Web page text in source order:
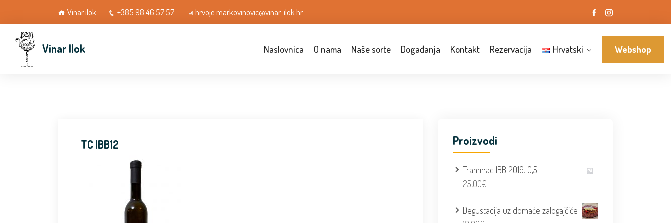
Vinar ilok +385 98 46 57 57 hrvoje.markovinovic@vinar-ilok.hr
Vinar Ilok Naslovnica O nama Naše sorte Događanja Kontakt Rezervacija Hrvatski Webshop
TC IBB12 Proizvodi
Traminac IBB 2019. 0,5l
25,00€
Degustacija uz domaće zalogajčiće